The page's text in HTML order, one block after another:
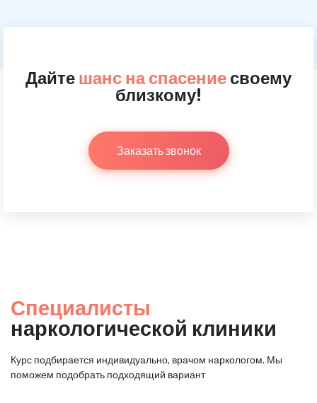
Дайте шанс на спасение своему
близкому!
Заказать звонок
Специалисты
наркологической клиники
Курс подбирается индивидуально, врачом наркологом. Мы
поможем подобрать подходящий вариант